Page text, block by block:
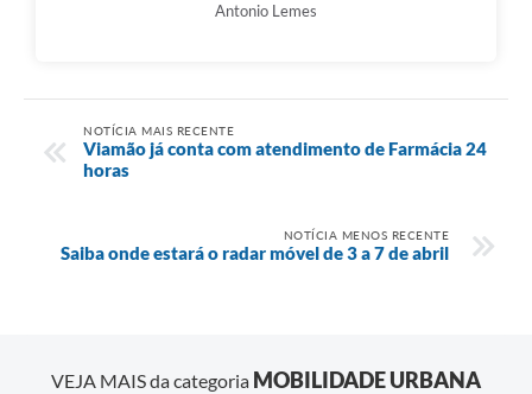
Antonio Lemes
NOTÍCIA MAIS RECENTE
Viamão já conta com atendimento de Farmácia 24
horas
NOTÍCIA MENOS RECENTE
Saiba onde estará o radar móvel de 3 a 7 de abril
VEJA MAIS da categoria MOBILIDADE URBANA